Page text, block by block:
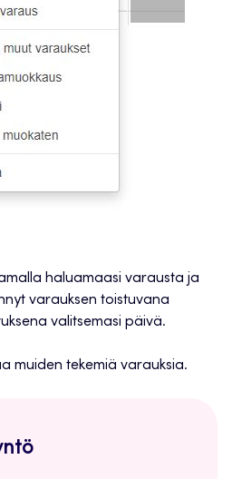
haluamaasi varausta ja
varauksen toistuvana
valitsemasi päivä.
muiden tekemiä varauksia.